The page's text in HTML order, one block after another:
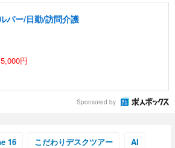
パー/日勤/訪問介護
円
Sponsored by
16 こだわりデスクツアー AI